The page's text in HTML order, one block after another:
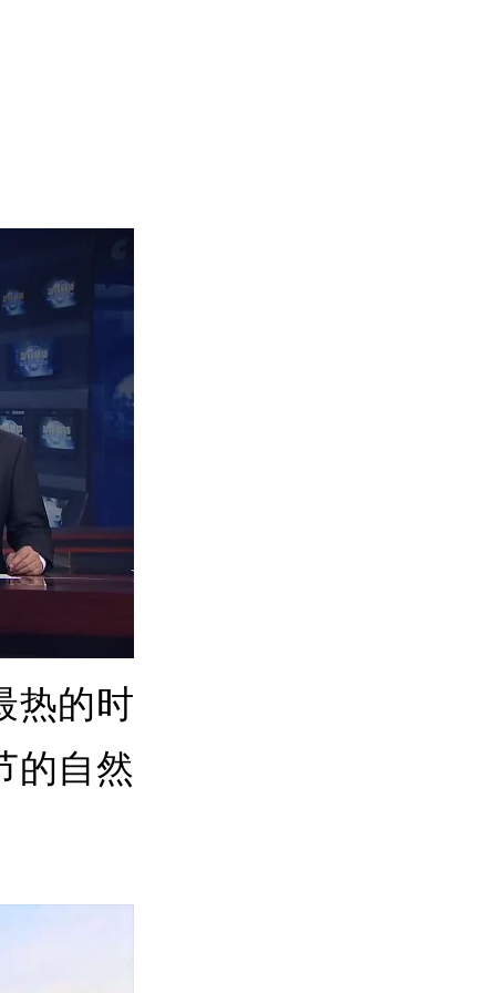
热的时
的自然